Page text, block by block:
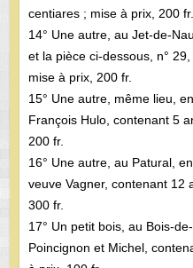
centiares ; mise à prix, 200 fr.
14° Une autre, au Jet-de-
et la pièce ci-dessous, n°
mise à prix, 200 fr.
15° Une autre, même lieu,
François Hulo, contenant 5
200 fr.
16° Une autre, au Patural,
veuve Vagner, contenant 12
300 fr.
17° Un petit bois, au Bois-
Poincignon et Michel,